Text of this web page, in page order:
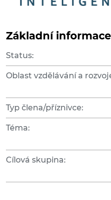
Základní
Status:
Oblast vzdělávání a
Typ člena/příznivce:
Téma:
Cílová skupina: